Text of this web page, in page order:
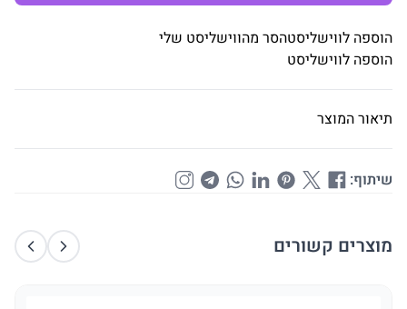
הוספה לווישליסטהסר מהווישליסט שלי
הוספה לווישליסט
תיאור המוצר
שיתוף:
מוצרים קשורים